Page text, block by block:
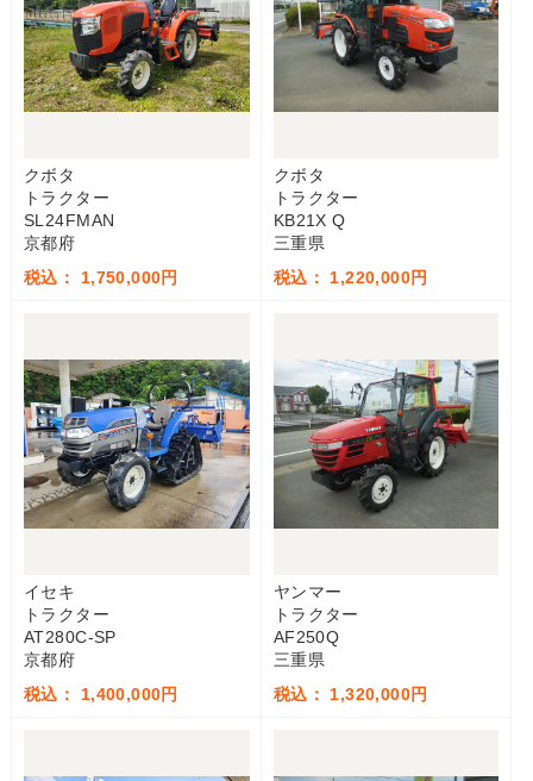
クボタ
トラクター
SL24FMAN
京都府
税込： 1,750,000円
クボタ
トラクター
KB21X Q
三重県
税込： 1,220,000円
イセキ
トラクター
AT280C-SP
京都府
税込： 1,400,000円
ヤンマー
トラクター
AF250Q
三重県
税込： 1,320,000円